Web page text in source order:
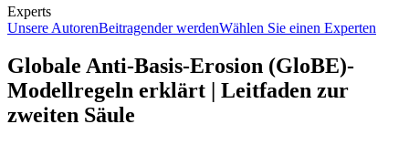
Experts
Unsere AutorenBeitragender werdenWählen Sie einen Experten
Globale Anti-Basis-Erosion (GloBE)-
Modellregeln erklärt | Leitfaden zur
zweiten Säule